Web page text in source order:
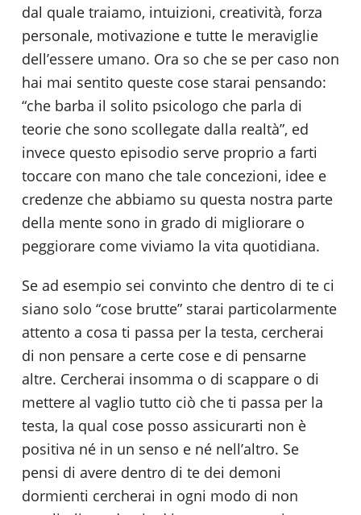
dal quale traiamo, intuizioni, creatività, forza
personale, motivazione e tutte le meraviglie
dell’essere umano. Ora so che se per caso non
hai mai sentito queste cose starai pensando:
“che barba il solito psicologo che parla di
teorie che sono scollegate dalla realtà”, ed
invece questo episodio serve proprio a farti
toccare con mano che tale concezioni, idee e
credenze che abbiamo su questa nostra parte
della mente sono in grado di migliorare o
peggiorare come viviamo la vita quotidiana.
Se ad esempio sei convinto che dentro di te ci
siano solo “cose brutte” starai particolarmente
attento a cosa ti passa per la testa, cercherai
di non pensare a certe cose e di pensarne
altre. Cercherai insomma o di scappare o di
mettere al vaglio tutto ciò che ti passa per la
testa, la qual cose posso assicurarti non è
positiva né in un senso e né nell’altro. Se
pensi di avere dentro di te dei demoni
dormienti cercherai in ogni modo di non